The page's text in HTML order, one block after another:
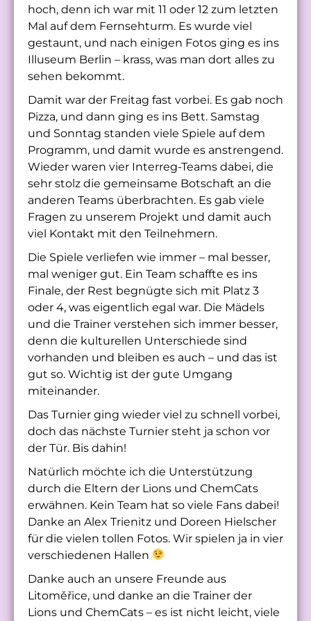
hoch, denn ich war mit 11 oder 12 zum letzten
Mal auf dem Fernsehturm. Es wurde viel
gestaunt, und nach einigen Fotos ging es ins
Illuseum Berlin – krass, was man dort alles zu
sehen bekommt.
Damit war der Freitag fast vorbei. Es gab noch
Pizza, und dann ging es ins Bett. Samstag
und Sonntag standen viele Spiele auf dem
Programm, und damit wurde es anstrengend.
Wieder waren vier Interreg-Teams dabei, die
sehr stolz die gemeinsame Botschaft an die
anderen Teams überbrachten. Es gab viele
Fragen zu unserem Projekt und damit auch
viel Kontakt mit den Teilnehmern.
Die Spiele verliefen wie immer – mal besser,
mal weniger gut. Ein Team schaffte es ins
Finale, der Rest begnügte sich mit Platz 3
oder 4, was eigentlich egal war. Die Mädels
und die Trainer verstehen sich immer besser,
denn die kulturellen Unterschiede sind
vorhanden und bleiben es auch – und das ist
gut so. Wichtig ist der gute Umgang
miteinander.
Das Turnier ging wieder viel zu schnell vorbei,
doch das nächste Turnier steht ja schon vor
der Tür. Bis dahin!
Natürlich möchte ich die Unterstützung
durch die Eltern der Lions und ChemCats
erwähnen. Kein Team hat so viele Fans dabei!
Danke an Alex Trienitz und Doreen Hielscher
für die vielen tollen Fotos. Wir spielen ja in vier
verschiedenen Hallen
Danke auch an unsere Freunde aus
Litoměřice, und danke an die Trainer der
Lions und ChemCats – es ist nicht leicht, viele